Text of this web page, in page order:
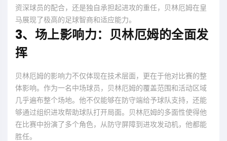
资深球员的配合，还是独自承担起进攻的重任，贝林厄姆在皇
马展现了极高的足球智商和适应能力。
3、场上影响力：贝林厄姆的全面发
挥
贝林厄姆的影响力不仅体现在技术层面，更在于他对比赛的整
体影响。作为一名中场球员，贝林厄姆的覆盖范围和活动区域
几乎遍布整个场地。他不仅能够在防守端给予球队支持，还能
够通过组织进攻帮助球队打开局面。贝林厄姆的多面性使得他
在比赛中扮演了多个角色，从防守屏障到进攻发动机，他都能
胜任。